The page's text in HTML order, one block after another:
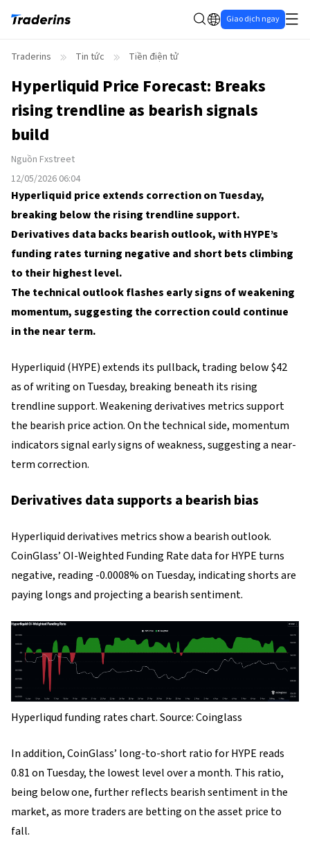
Giao dịch ngay
Traderins Tin tức Tiền điện tử
Hyperliquid Price Forecast: Breaks
rising trendline as bearish signals
build
Nguồn Fxstreet
12/05/2026 06:04
Hyperliquid price extends correction on Tuesday,
breaking below the rising trendline support.
Derivatives data backs bearish outlook, with HYPE’s
funding rates turning negative and short bets climbing
to their highest level.
The technical outlook flashes early signs of weakening
momentum, suggesting the correction could continue
in the near term.
Hyperliquid (HYPE) extends its pullback, trading below $42
as of writing on Tuesday, breaking beneath its rising
trendline support. Weakening derivatives metrics support
the bearish price action. On the technical side, momentum
indicators signal early signs of weakness, suggesting a near-
term correction.
Derivatives data supports a bearish bias
Hyperliquid derivatives metrics show a bearish outlook.
CoinGlass’ OI-Weighted Funding Rate data for HYPE turns
negative, reading -0.0008% on Tuesday, indicating shorts are
paying longs and projecting a bearish sentiment.
Hyperliqud funding rates chart. Source: Coinglass
In addition, CoinGlass’ long-to-short ratio for HYPE reads
0.81 on Tuesday, the lowest level over a month. This ratio,
being below one, further reflects bearish sentiment in the
market, as more traders are betting on the asset price to
fall.